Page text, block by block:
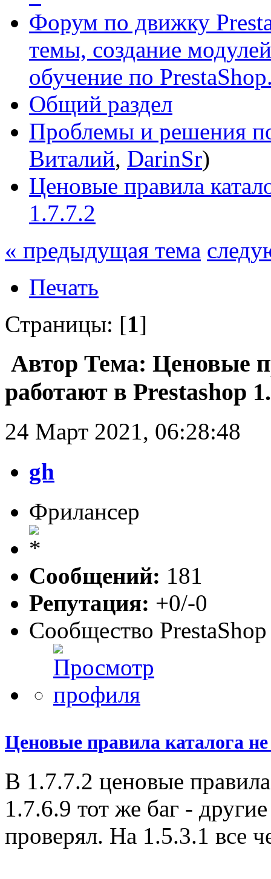
Форум по движку
темы, создание
обучение по
Общий раздел
Проблемы и решения
Виталий, DarinSr)
Ценовые правила
1.7.7.2
« предыдущая тема
Печать
Страницы: [1]
Автор Тема: Ценовые
работают в Prestashop
24 Март 2021, 06:28:48
gh
Фрилансер
Сообщений: 181
Репутация: +0/-0
Сообщество PrestaShop
Ценовые правила каталога
В 1.7.7.2 ценовые
1.7.6.9 тот же баг -
проверял. На 1.5.3.1 все